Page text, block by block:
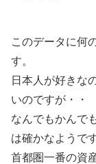
このデータに何
す。
日本人が好きな
いのですが・・
なんでもかんで
は確かなようです
首都圏一番の資